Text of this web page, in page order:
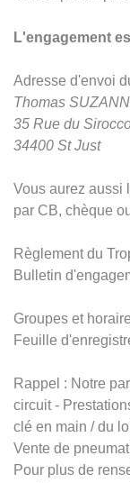
L'engagement
Adresse d'envoi
Thomas
35 Rue du
34400 St Just
Vous aurez aussi
par CB, chèque
Règlement du
Bulletin
Groupes et
Feuille
Rappel : Notre
circuit -
clé en main / du
Vente de
Pour plus de